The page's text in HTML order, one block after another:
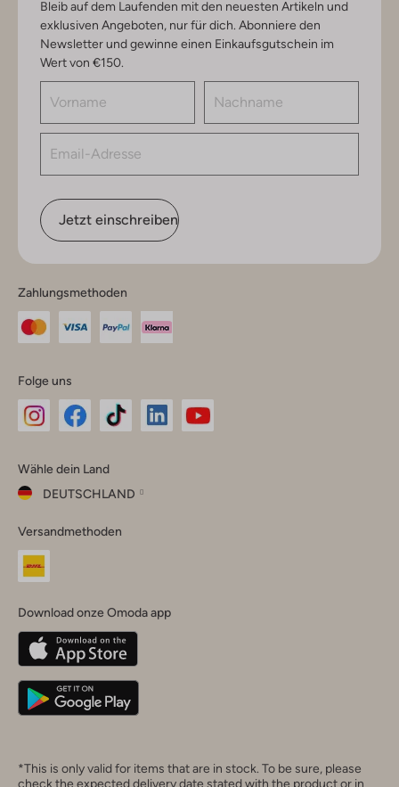
Bleib auf dem Laufenden mit den neuesten Artikeln und
exklusiven Angeboten, nur für dich. Abonniere den
Newsletter und gewinne einen Einkaufsgutschein im
Wert von €150.
Jetzt einschreiben
Zahlungsmethoden
Folge uns
Instagram
Facebook
TikTok
Wähle dein Land
DEUTSCHLAND
dein
Land
Belgique(Français)
Deutschland
Versandmethoden
Download onze Omoda app
*This is only valid for items that are in stock. To be sure, please
check the expected delivery date stated with the product or in